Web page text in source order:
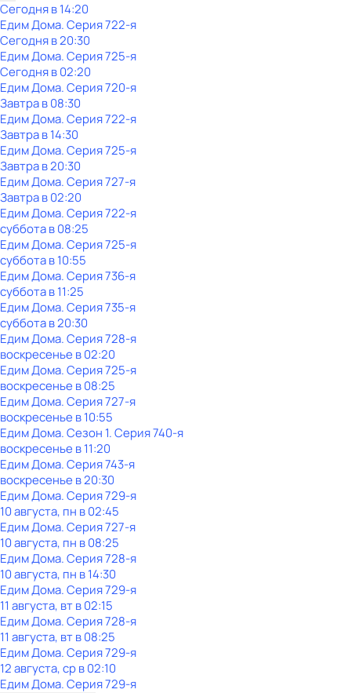
Сегодня в 14:20
Едим Дома. Серия 722-я
Сегодня в 20:30
Едим Дома. Серия 725-я
Сегодня в 02:20
Едим Дома. Серия 720-я
Завтра в 08:30
Едим Дома. Серия 722-я
Завтра в 14:30
Едим Дома. Серия 725-я
Завтра в 20:30
Едим Дома. Серия 727-я
Завтра в 02:20
Едим Дома. Серия 722-я
субботав08:25
Едим Дома. Серия 725-я
субботав10:55
Едим Дома. Серия 736-я
субботав11:25
Едим Дома. Серия 735-я
субботав20:30
Едим Дома. Серия 728-я
воскресенье в02:20
Едим Дома. Серия 725-я
воскресенье в08:25
Едим Дома. Серия 727-я
воскресенье в10:55
Едим Дома. Сезон 1. Серия 740-я
воскресенье в11:20
Едим Дома. Серия 743-я
воскресенье в20:30
Едим Дома. Серия 729-я
10 августа, пн в 02:45
Едим Дома. Серия 727-я
10 августа, пн в 08:25
Едим Дома. Серия 728-я
10 августа, пн в 14:30
Едим Дома. Серия 729-я
11 августа, вт в 02:15
Едим Дома. Серия 728-я
11 августа, вт в 08:25
Едим Дома. Серия 729-я
12 августа, ср в 02:10
Едим Дома. Серия 729-я